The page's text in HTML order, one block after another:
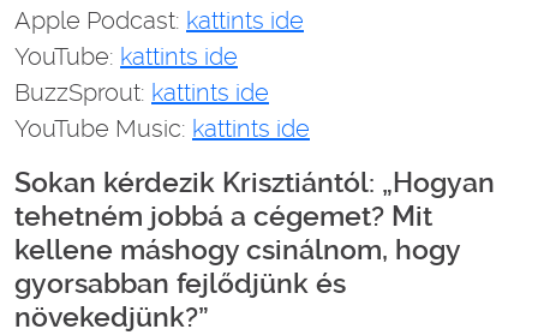
Apple Podcast: kattints ide
YouTube: kattints ide
BuzzSprout: kattints ide
YouTube Music: kattints ide
Sokan kérdezik Krisztiántól: „Hogyan
tehetném jobbá a cégemet? Mit
kellene máshogy csinálnom, hogy
gyorsabban fejlődjünk és
növekedjünk?”